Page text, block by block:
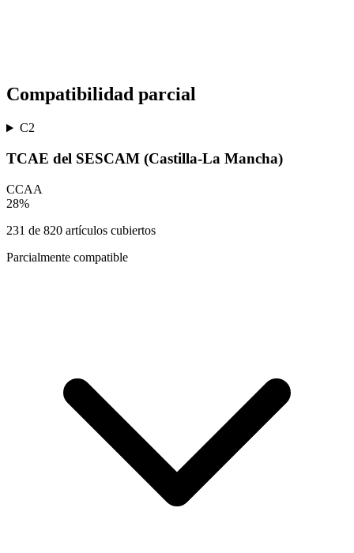
Compatibilidad parcial
C2
TCAE del SESCAM (Castilla-La Mancha)
CCAA
28%
231 de 820 artículos cubiertos
Parcialmente compatible